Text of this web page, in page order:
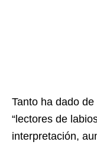
Tanto ha dado
“lectores de
interpretación,